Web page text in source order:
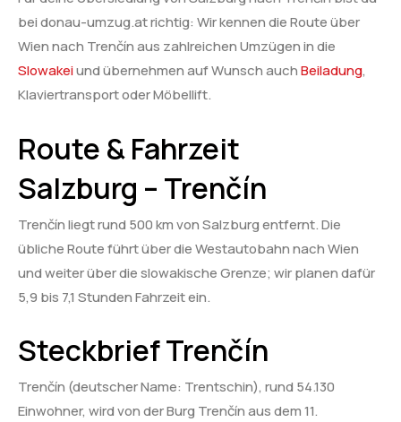
bei donau-umzug.at richtig: Wir kennen die Route über
Wien nach Trenčín aus zahlreichen Umzügen in die
Slowakeiund übernehmen auf Wunsch auchBeiladung,
Klaviertransport oder Möbellift.
Route & Fahrzeit
Salzburg – Trenčín
Trenčín liegt rund 500 km von Salzburg entfernt. Die
übliche Route führt über die Westautobahn nach Wien
und weiter über die slowakische Grenze; wir planen dafür
5,9 bis 7,1 Stunden Fahrzeit ein.
Steckbrief Trenčín
Trenčín (deutscher Name: Trentschin), rund 54.130
Einwohner, wird von der Burg Trenčín aus dem 11.